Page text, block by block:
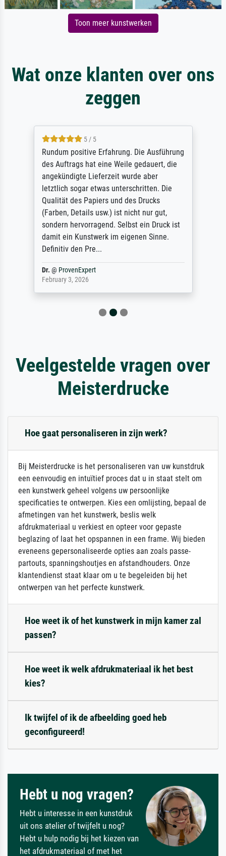
Toon meer kunstwerken
Wat onze klanten over ons
zeggen
5 / 5
Rundum positive Erfahrung. Die Ausführung
des Auftrags hat eine Weile gedauert, die
angekündigte Lieferzeit wurde aber
letztlich sogar etwas unterschritten. Die
Qualität des Papiers und des Drucks
(Farben, Details usw.) ist nicht nur gut,
sondern hervorragend. Selbst ein Druck ist
damit ein Kunstwerk im eigenen Sinne.
Definitiv den Pre...
Dr. @ ProvenExpert
February 3, 2026
Veelgestelde vragen over
Meisterdrucke
Hoe gaat personaliseren in zijn werk?
Bij Meisterdrucke is het personaliseren van uw kunstdruk
een eenvoudig en intuïtief proces dat u in staat stelt om
een kunstwerk geheel volgens uw persoonlijke
specificaties te ontwerpen. Kies een omlijsting, bepaal de
afmetingen van het kunstwerk, beslis welk
afdrukmateriaal u verkiest en opteer voor gepaste
beglazing of laat het opspannen in een frame. Wij bieden
eveneens gepersonaliseerde opties aan zoals passe-
partouts, spanningshoutjes en afstandhouders. Onze
klantendienst staat klaar om u te begeleiden bij het
ontwerpen van het perfecte kunstwerk.
Hoe weet ik of het kunstwerk in mijn kamer zal
passen?
Hoe weet ik welk afdrukmateriaal ik het best
kies?
Ik twijfel of ik de afbeelding goed heb
geconfigureerd!
Hebt u nog vragen?
Hebt u interesse in een kunstdruk
uit ons atelier of twijfelt u nog?
Hebt u hulp nodig bij het kiezen van
het afdrukmateriaal of met het